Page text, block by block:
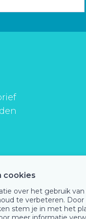
cookies
over het gebruik van
te verbeteren. Door
stem je in met het